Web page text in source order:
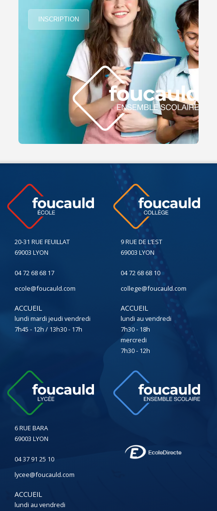
INSCRIPTION
20-31 RUE FEUILLAT
69003 LYON
04 72 68 68 17
ecole@foucauld.com
ACCUEIL
lundi mardi jeudi vendredi
7h45 - 12h / 13h30 - 17h
9 RUE DE L’EST
69003 LYON
04 72 68 68 10
college@foucauld.com
ACCUEIL
lundi au vendredi
7h30 - 18h
mercredi
7h30 - 12h
6 RUE BARA
69003 LYON
04 37 91 25 10
lycee@foucauld.com
ACCUEIL
lundi au vendredi